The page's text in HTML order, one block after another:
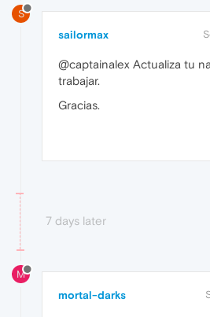
S
sailormax
@captainalex Actualiza tu
trabajar.
Gracias.
7 days later
M
mortal-darks